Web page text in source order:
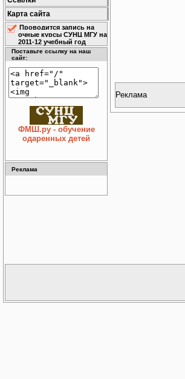
Карта сайта
Проводится запись на
очные курсы СУНЦ МГУ на
2011-12 учебный год
Поставьте ссылку на наш
сайт:
ФМШ.ру - обучение
одаренных детей
Реклама
Реклама